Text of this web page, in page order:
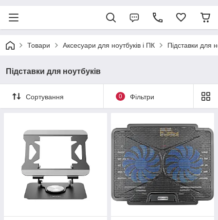
Товари Аксесуари для ноутбуків і ПК Підставки для
Підставки для ноутбуків
Сортування 0 Фільтри